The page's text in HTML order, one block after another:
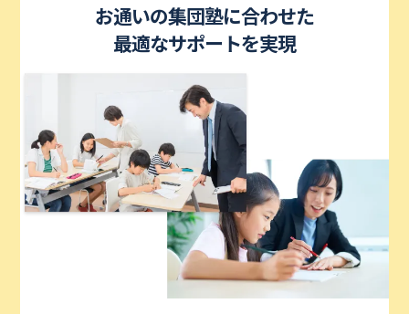
お通いの集団塾に合わせた
最適なサポートを実現